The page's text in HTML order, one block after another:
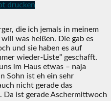
drucken
die ich jemals in meinem
will was heißen. Die gab es
und sie haben es auf
wieder-Liste” geschafft.
im Haus etwas – naja
Sohn ist eh ein sehr
nicht gerade das
Da ist gerade Aschermittwoch